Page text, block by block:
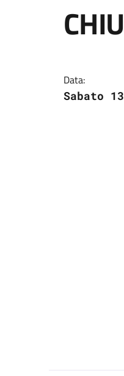
Data:
Sabato